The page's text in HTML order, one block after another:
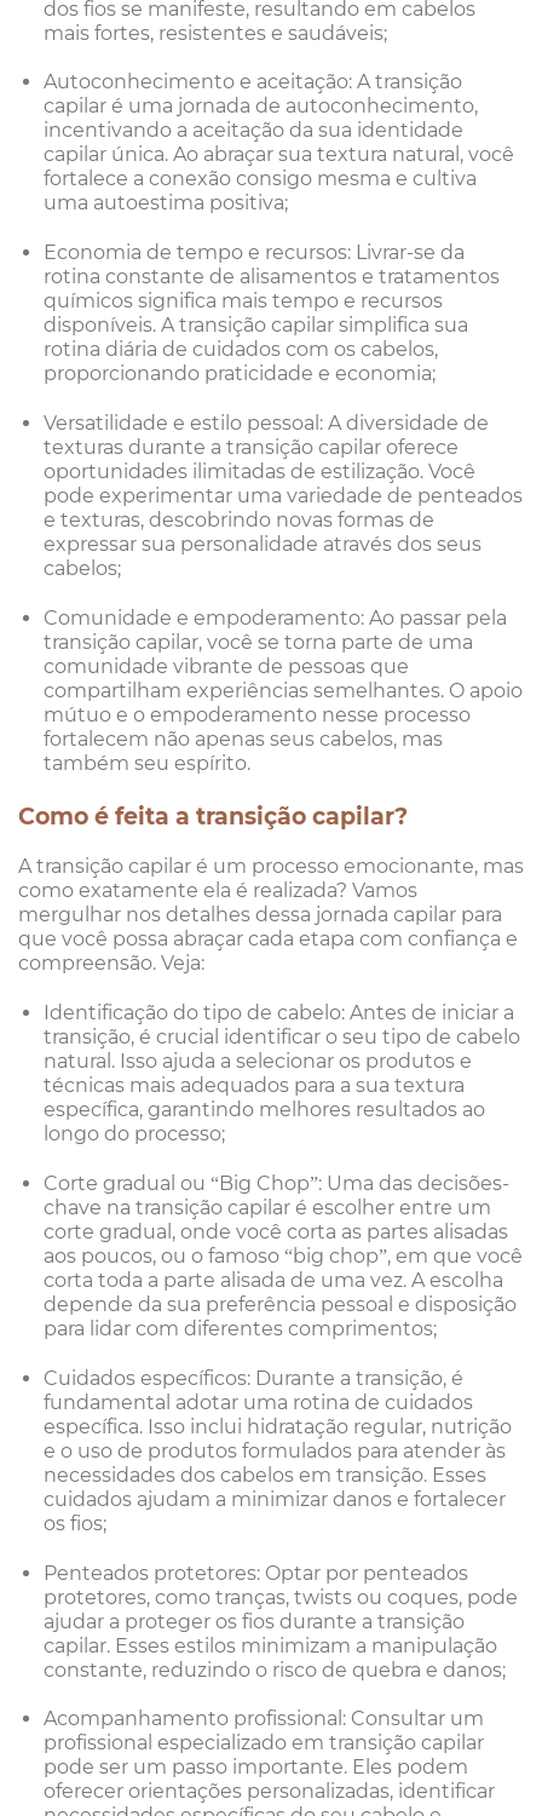
dos fios se manifeste, resultando em cabelos
mais fortes, resistentes e saudáveis;
Autoconhecimento e aceitação: A transição
capilar é uma jornada de autoconhecimento,
incentivando a aceitação da sua identidade
capilar única. Ao abraçar sua textura natural, você
fortalece a conexão consigo mesma e cultiva
uma autoestima positiva;
Economia de tempo e recursos: Livrar-se da
rotina constante de alisamentos e tratamentos
químicos significa mais tempo e recursos
disponíveis. A transição capilar simplifica sua
rotina diária de cuidados com os cabelos,
proporcionando praticidade e economia;
Versatilidade e estilo pessoal: A diversidade de
texturas durante a transição capilar oferece
oportunidades ilimitadas de estilização. Você
pode experimentar uma variedade de penteados
e texturas, descobrindo novas formas de
expressar sua personalidade através dos seus
cabelos;
Comunidade e empoderamento: Ao passar pela
transição capilar, você se torna parte de uma
comunidade vibrante de pessoas que
compartilham experiências semelhantes. O apoio
mútuo e o empoderamento nesse processo
fortalecem não apenas seus cabelos, mas
também seu espírito.
Como é feita a transição capilar?
A transição capilar é um processo emocionante, mas
como exatamente ela é realizada? Vamos
mergulhar nos detalhes dessa jornada capilar para
que você possa abraçar cada etapa com confiança e
compreensão. Veja:
Identificação do tipo de cabelo: Antes de iniciar a
transição, é crucial identificar o seu tipo de cabelo
natural. Isso ajuda a selecionar os produtos e
técnicas mais adequados para a sua textura
específica, garantindo melhores resultados ao
longo do processo;
Corte gradual ou “Big Chop”: Uma das decisões-
chave na transição capilar é escolher entre um
corte gradual, onde você corta as partes alisadas
aos poucos, ou o famoso “big chop”, em que você
corta toda a parte alisada de uma vez. A escolha
depende da sua preferência pessoal e disposição
para lidar com diferentes comprimentos;
Cuidados específicos: Durante a transição, é
fundamental adotar uma rotina de cuidados
específica. Isso inclui hidratação regular, nutrição
e o uso de produtos formulados para atender às
necessidades dos cabelos em transição. Esses
cuidados ajudam a minimizar danos e fortalecer
os fios;
Penteados protetores: Optar por penteados
protetores, como tranças, twists ou coques, pode
ajudar a proteger os fios durante a transição
capilar. Esses estilos minimizam a manipulação
constante, reduzindo o risco de quebra e danos;
Acompanhamento profissional: Consultar um
profissional especializado em transição capilar
pode ser um passo importante. Eles podem
oferecer orientações personalizadas, identificar